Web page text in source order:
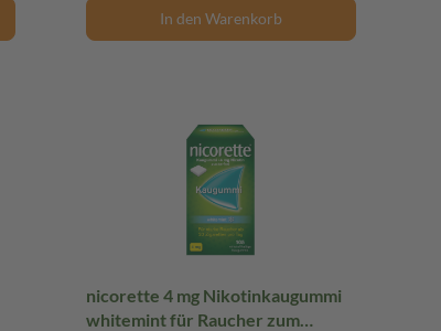
In den Warenkorb
nicorette 4 mg Nikotinkaugummi
whitemint für Raucher zum